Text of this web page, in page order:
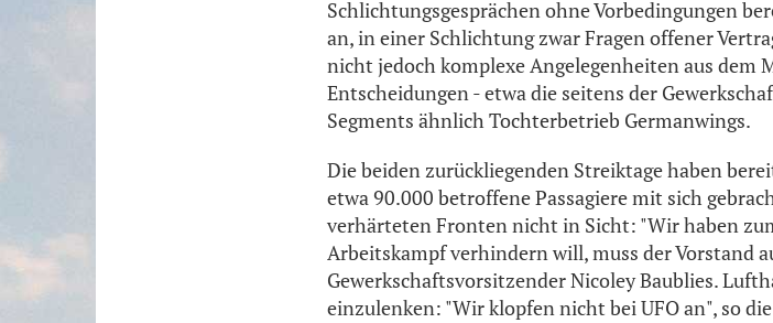
Schlichtungsgesprächen ohne Vorbedingungen
an, in einer Schlichtung zwar Fragen offener
nicht jedoch komplexe Angelegenheiten aus
Entscheidungen - etwa die seitens der
Segments ähnlich Tochterbetrieb Germanwings.
Die beiden zurückliegenden Streiktage haben
etwa 90.000 betroffene Passagiere mit sich
verhärteten Fronten nicht in Sicht: "Wir haben
Arbeitskampf verhindern will, muss der Vorstand
Gewerkschaftsvorsitzender Nicoley Baublies.
einzulenken: "Wir klopfen nicht bei UFO an", so